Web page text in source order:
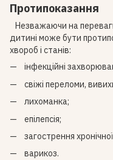
Протипоказання
Незважаючи на
дитині може бути
хвороб і станів:
інфекційні
свіжі переломи,
лихоманка;
епілепсія;
загострення
варикоз.